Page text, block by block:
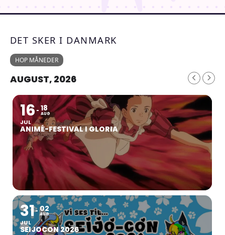
DET SKER I DANMARK
HOP MÅNEDER
AUGUST, 2026
16
JUL
18
AUG
ANIMÉ-FESTIVAL I GLORIA
31
JUL
02
AUG
SEIJOCON 2026